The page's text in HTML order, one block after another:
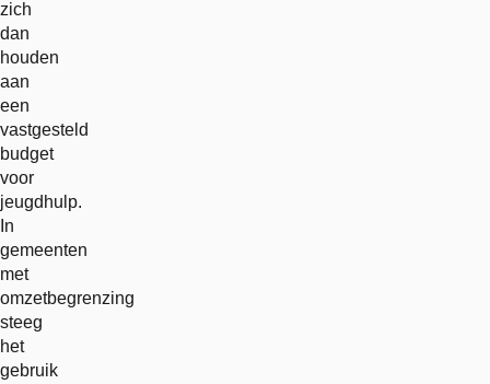
zich
dan
houden
aan
een
vastgesteld
budget
voor
jeugdhulp.
In
gemeenten
met
omzetbegrenzing
steeg
het
gebruik